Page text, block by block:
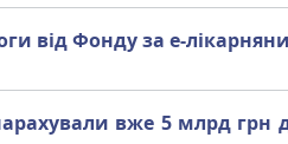
від Фонду за е-
вже 5 млрд грн